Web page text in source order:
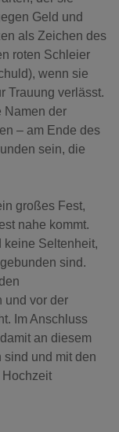
Geld und
als Zeichen des
roten Schleier
wenn sie
Trauung verlässt.
Namen der
– am Ende des
sein, die
großes Fest,
nahe kommt.
keine Seltenheit,
sind.
und vor der
Im Anschluss
an diesem
sind und mit den
Hochzeit